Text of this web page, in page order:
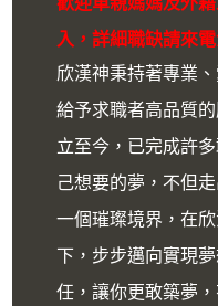
入，詳細職缺請來
欣漢神秉持著專業
給予求職者高品質
立至今，已完成許
己想要的夢，不但
一個璀璨境界，在
下，步步邁向實現
任，讓你更敢築夢